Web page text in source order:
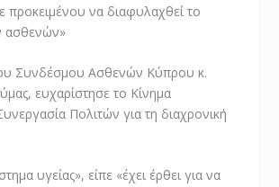
προκειμένου να διαφυλαχθεί το
ασθενών»
Συνδέσμου Ασθενών Κύπρου κ.
ευχαρίστησε το Κίνημα
Πολιτών για τη διαχρονική
υγείας», είπε «έχει έρθει για να